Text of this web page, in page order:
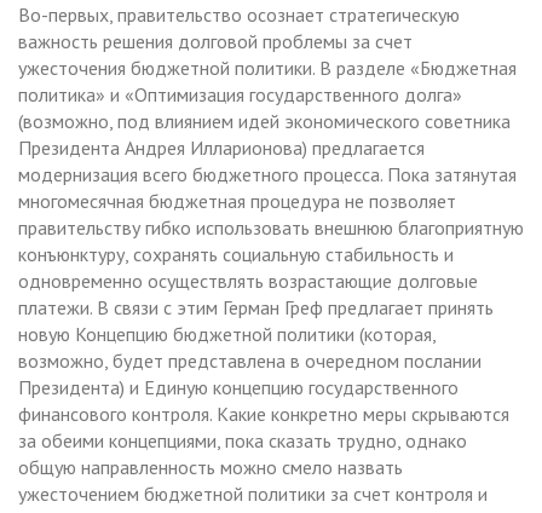
Во-первых, правительство осознает стратегическую
важность решения долговой проблемы за счет
ужесточения бюджетной политики. В разделе «Бюджетная
политика» и «Оптимизация государственного долга»
(возможно, под влиянием идей экономического советника
Президента Андрея Илларионова) предлагается
модернизация всего бюджетного процесса. Пока затянутая
многомесячная бюджетная процедура не позволяет
правительству гибко использовать внешнюю благоприятную
конъюнктуру, сохранять социальную стабильность и
одновременно осуществлять возрастающие долговые
платежи. В связи с этим Герман Греф предлагает принять
новую Концепцию бюджетной политики (которая,
возможно, будет представлена в очередном послании
Президента) и Единую концепцию государственного
финансового контроля. Какие конкретно меры скрываются
за обеими концепциями, пока сказать трудно, однако
общую направленность можно смело назвать
ужесточением бюджетной политики за счет контроля и